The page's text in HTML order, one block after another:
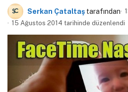
Serkan Çataltaş tarafından
15 Ağustos 2014 tarihinde düzenlendi